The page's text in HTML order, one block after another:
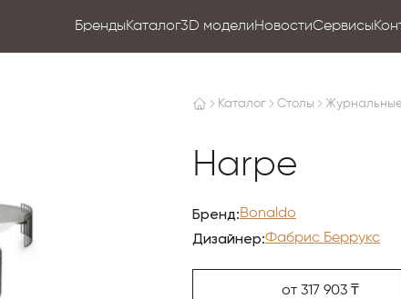
БрендыКаталог3D моделиНовостиСервисы
Каталог Столы
Harpe
Бренд:Bonaldo
Дизайнер:Фабрис Беррукс
от 317 903 ₸